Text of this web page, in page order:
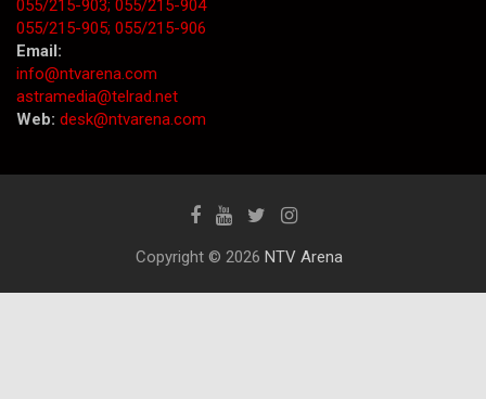
055/215-903; 055/215-904
055/215-905; 055/215-906
Email:
info@ntvarena.com
astramedia@telrad.net
Web: desk@ntvarena.com
Copyright © 2026 NTV Arena